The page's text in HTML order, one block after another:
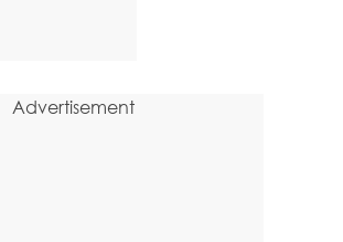
Advertisement